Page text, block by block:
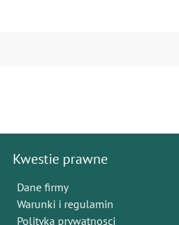
Kwestie prawne
Dane firmy
Warunki i regulamin
Polityka prywatnosci